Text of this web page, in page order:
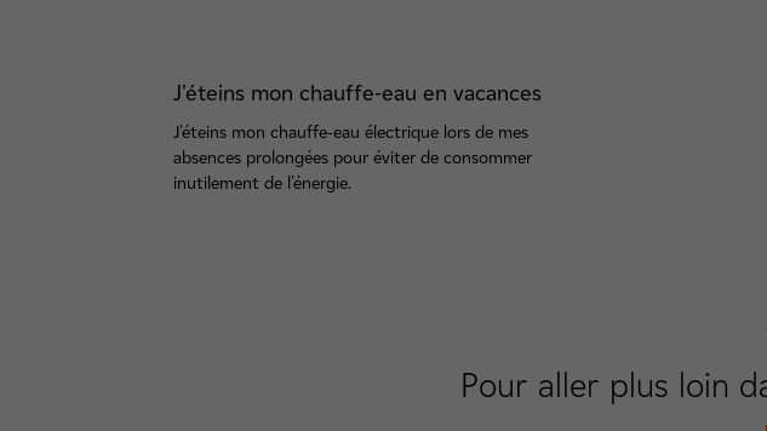
J'éteins mon chauffe-eau en vacances
J'éteins mon chauffe-eau électrique lors de mes
absences prolongées pour éviter de consommer
inutilement de l'énergie.
Pour aller plus loin